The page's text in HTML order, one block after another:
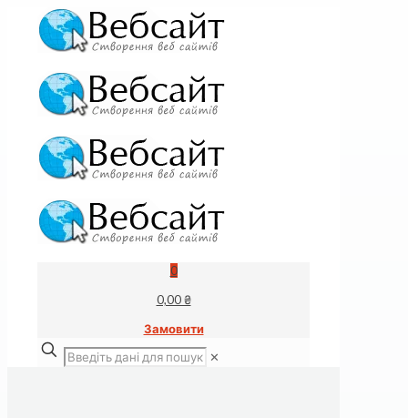
0
0,00 ₴
Замовити
✕